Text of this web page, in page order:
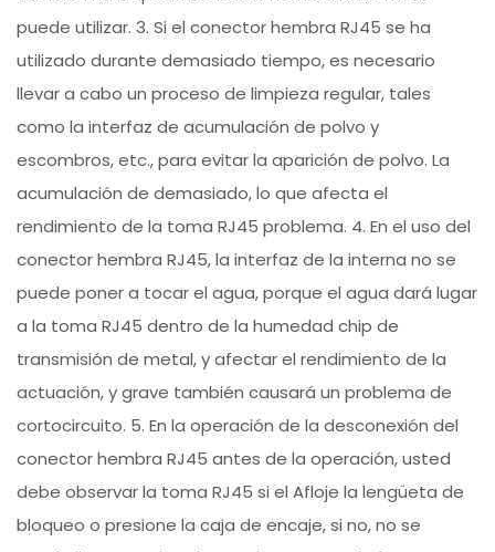
puede utilizar. 3. Si el conector hembra RJ45 se ha
utilizado durante demasiado tiempo, es necesario
llevar a cabo un proceso de limpieza regular, tales
como la interfaz de acumulación de polvo y
escombros, etc., para evitar la aparición de polvo. La
acumulación de demasiado, lo que afecta el
rendimiento de la toma RJ45 problema. 4. En el uso del
conector hembra RJ45, la interfaz de la interna no se
puede poner a tocar el agua, porque el agua dará lugar
a la toma RJ45 dentro de la humedad chip de
transmisión de metal, y afectar el rendimiento de la
actuación, y grave también causará un problema de
cortocircuito. 5. En la operación de la desconexión del
conector hembra RJ45 antes de la operación, usted
debe observar la toma RJ45 si el Afloje la lengüeta de
bloqueo o presione la caja de encaje, si no, no se